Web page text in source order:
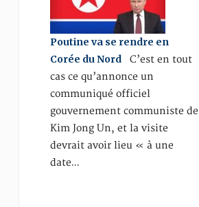
Poutine va se rendre en
Corée du NordC’est en tout
cas ce qu’annonce un
communiqué officiel
gouvernement communiste de
Kim Jong Un, et la visite
devrait avoir lieu « à une
date…